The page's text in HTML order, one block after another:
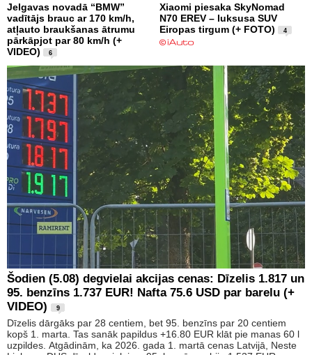
Jelgavas novadā “BMW”
vadītājs brauc ar 170 km/h,
atļauto braukšanas ātrumu
pārkāpjot par 80 km/h (+
VIDEO)
6
Xiaomi piesaka SkyNomad
N70 EREV – luksusa SUV
Eiropas tirgum (+ FOTO)
4
Šodien (5.08) degvielai akcijas cenas: Dīzelis 1.817 un
95. benzīns 1.737 EUR! Nafta 75.6 USD par barelu (+
VIDEO)
9
Dīzelis dārgāks par 28 centiem, bet 95. benzīns par 20 centiem
kopš 1. marta. Tas sanāk papildus +16.80 EUR klāt pie manas 60 l
uzpildes. Atgādinām, ka 2026. gada 1. martā cenas Latvijā, Neste